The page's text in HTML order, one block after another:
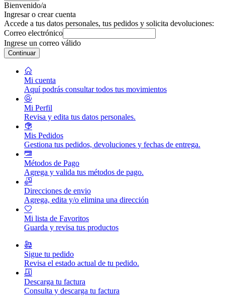
Bienvenido/a
Ingresar o crear cuenta
Accede a tus datos personales, tus pedidos y solicita devoluciones:
Correo electrónico
Ingrese un correo válido
Continuar
Mi cuenta
Aquí podrás consultar todos tus movimientos
Mi Perfil
Revisa y edita tus datos personales.
Mis Pedidos
Gestiona tus pedidos, devoluciones y fechas de entrega.
Métodos de Pago
Agrega y valida tus métodos de pago.
Direcciones de envio
Agrega, edita y/o elimina una dirección
Mi lista de Favoritos
Guarda y revisa tus productos
Sigue tu pedido
Revisa el estado actual de tu pedido.
Descarga tu factura
Consulta y descarga tu factura